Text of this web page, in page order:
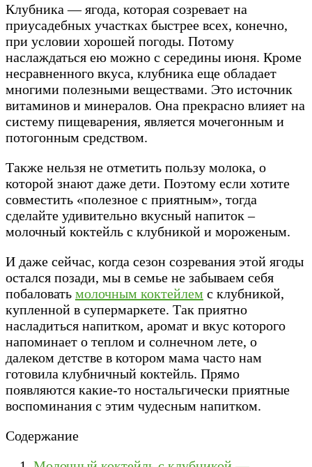
Клубника — ягода, которая созревает на
приусадебных участках быстрее всех, конечно,
при условии хорошей погоды. Потому
наслаждаться ею можно с середины июня. Кроме
несравненного вкуса, клубника еще обладает
многими полезными веществами. Это источник
витаминов и минералов. Она прекрасно влияет на
систему пищеварения, является мочегонным и
потогонным средством.
Также нельзя не отметить пользу молока, о
которой знают даже дети. Поэтому если хотите
совместить «полезное с приятным», тогда
сделайте удивительно вкусный напиток –
молочный коктейль с клубникой и мороженым.
И даже сейчас, когда сезон созревания этой ягоды
остался позади, мы в семье не забываем себя
побаловать молочным коктейлем с клубникой,
купленной в супермаркете. Так приятно
насладиться напитком, аромат и вкус которого
напоминает о теплом и солнечном лете, о
далеком детстве в котором мама часто нам
готовила клубничный коктейль. Прямо
появляются какие-то ностальгически приятные
воспоминания с этим чудесным напитком.
Содержание